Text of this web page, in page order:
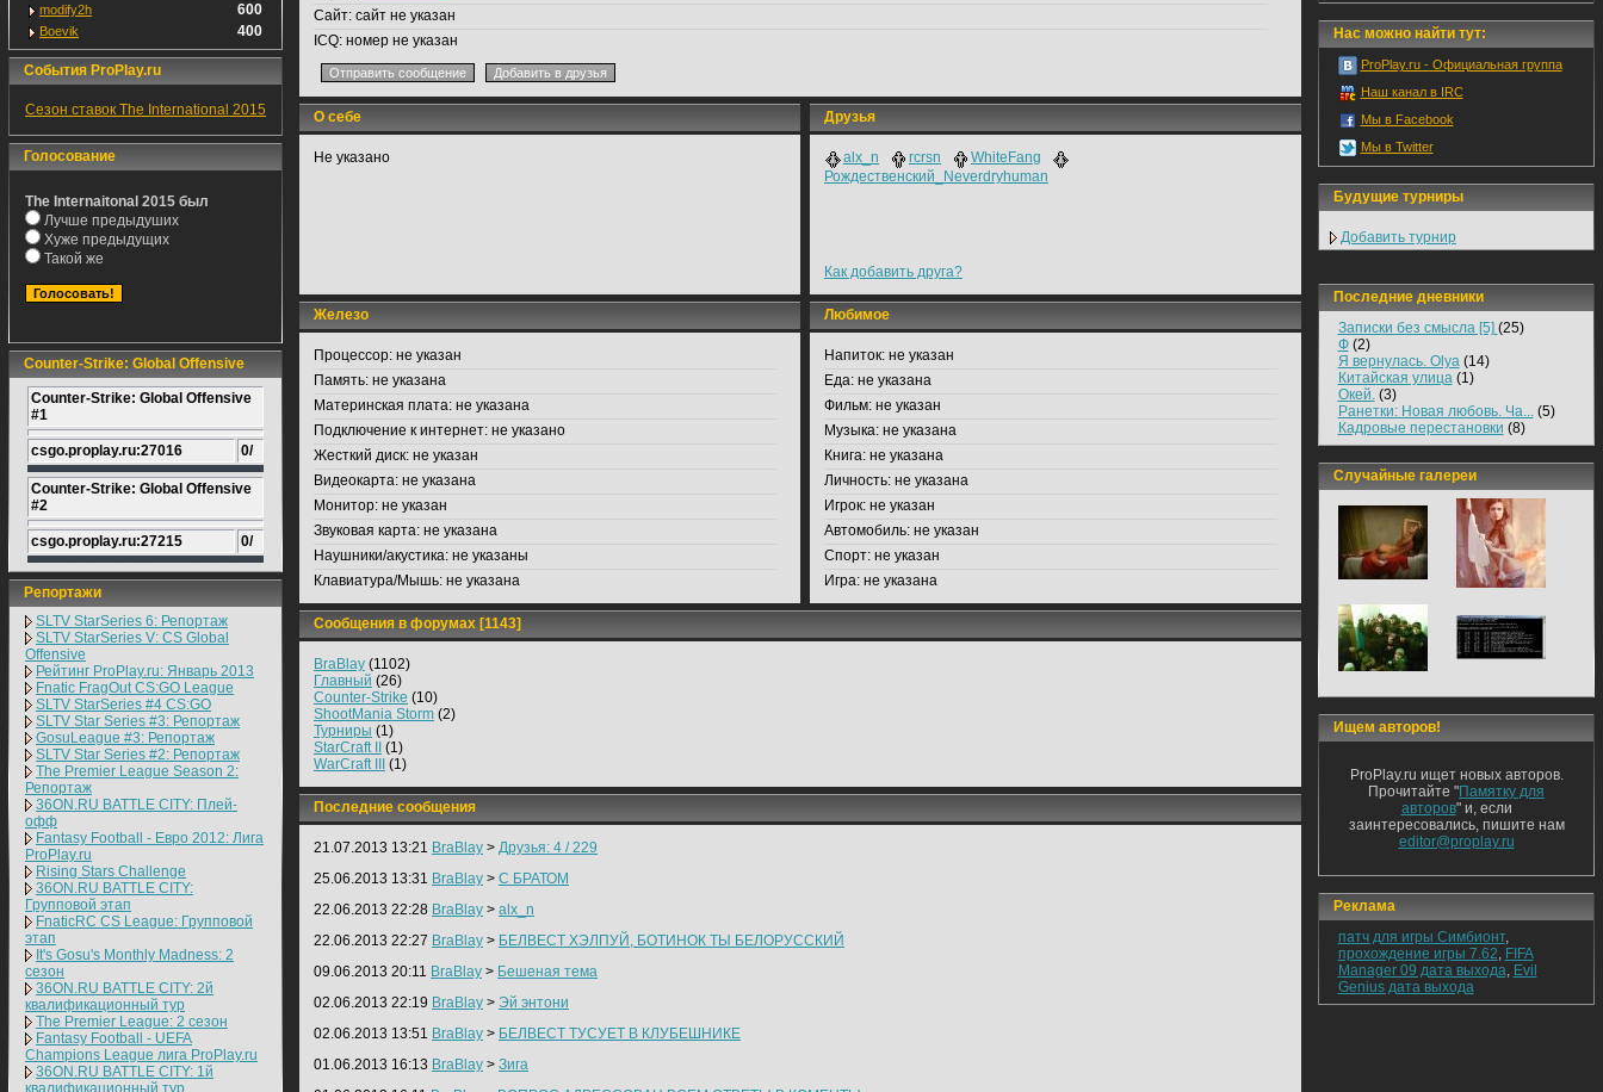
modify2h 600
Boevik 400
События ProPlay.ru
Сезон ставок The International 2015
Голосование
The Internaitonal 2015 был
Лучше предыдуших
Хуже предыдущих
Такой же
Counter-Strike: Global Offensive
Counter-Strike: Global Offensive
#1
csgo.proplay.ru:27016 0/
Counter-Strike: Global Offensive
#2
csgo.proplay.ru:27215 0/
Репортажи
SLTV StarSeries 6: Репортаж
SLTV StarSeries V: CS Global
Offensive
Рейтинг ProPlay.ru: Январь 2013
Fnatic FragOut CS:GO League
SLTV StarSeries #4 CS:GO
SLTV Star Series #3: Репортаж
GosuLeague #3: Репортаж
SLTV Star Series #2: Репортаж
The Premier League Season 2:
Репортаж
36ON.RU BATTLE CITY: Плей-
офф
Fantasy Football - Евро 2012: Лига
ProPlay.ru
Rising Stars Challenge
36ON.RU BATTLE CITY:
Групповой этап
FnaticRC CS League: Групповой
этап
It's Gosu's Monthly Madness: 2
сезон
36ON.RU BATTLE CITY: 2й
квалификационный тур
The Premier League: 2 cезон
Fantasy Football - UEFA
Champions League лига ProPlay.ru
36ON.RU BATTLE CITY: 1й
квалификационный тур
Сайт: сайт не указан
ICQ: номер не указан
О себе
Не указано
Друзья
alx_n rcrsn
WhiteFаng
Рождественский_Neverdryhumаn
Как добавить друга?
Железо
Процессор: не указан
Память: не указана
Материнская плата: не указана
Подключение к интернет: не указано
Жесткий диск: не указан
Видеокарта: не указана
Монитор: не указан
Звуковая карта: не указана
Наушники/акустика: не указаны
Клавиатура/Мышь: не указана
Любимое
Напиток: не указан
Еда: не указана
Фильм: не указан
Музыка: не указана
Книга: не указана
Личность: не указана
Игрок: не указан
Автомобиль: не указан
Спорт: не указан
Игра: не указана
Сообщения в форумах [1143]
BraBlay (1102)
Главный (26)
Counter-Strike (10)
ShootMania Storm (2)
Турниры (1)
StarCraft II
(1)
WarCraft III
(1)
Последние сообщения
21.07.2013 13:21 BraBlay > Друзья: 4 / 229
25.06.2013 13:31 BraBlay > С БРАТОМ
22.06.2013 22:28 BraBlay > alx_n
22.06.2013 22:27 BraBlay > БЕЛВЕСТ ХЭЛПУЙ, БОТИНОК ТЫ БЕЛОРУССКИЙ
09.06.2013 20:11 BraBlay > Бешеная тема
02.06.2013 22:19 BraBlay > Эй энтони
02.06.2013 13:51 BraBlay > БЕЛВЕСТ ТУСУЕТ В КЛУБЕШНИКЕ
01.06.2013 16:13 BraBlay > Зига
Нас можно найти тут:
ProPlay.ru - Официальная группа
Наш канал в IRC
Мы в Facebook
Мы в Twitter
Будущие турниры
Добавить турнир
Последние дневники
Записки без смысла [5] (25)
Ф(2)
Я вернулась. Olya(14)
Китайская улица(1)
Окей.(3)
Ранетки: Новая любовь. Ча...(5)
Кадровые перестановки (8)
Случайные галереи
Ищем авторов!
ProPlay.ru ищет новых авторов.
Прочитайте "Памятку для
авторов" и, если
заинтересовались, пишите нам
editor@proplay.ru
Реклама
патч для игры Симбионт,
прохождение игры 7.62, FIFA
Manager 09 дата выхода, Evil
Genius дата выхода